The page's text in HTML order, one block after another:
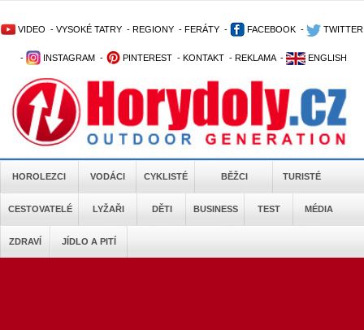
VIDEO - VYSOKÉ TATRY - REGIONY - FERÁTY - FACEBOOK - TWITTER
- INSTAGRAM - PINTEREST - KONTAKT - REKLAMA - ENGLISH
HOROLEZCI VODÁCI CYKLISTÉ BĚŽCI TURISTÉ
CESTOVATELÉ LYŽAŘI DĚTI BUSINESS TEST MÉDIA
ZDRAVÍ JÍDLO A PITÍ